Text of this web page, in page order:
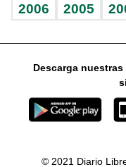
Sin complejos
En pocas palabras
Escuchando al
Economía Personal
2006
2005
Descarga
© 2021 Diario